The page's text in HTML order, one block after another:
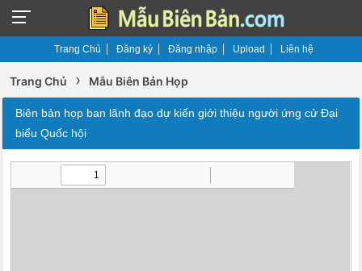
Trang Chủ Đăng ký Đăng nhập Upload Liên hệ
Trang Chủ › Mẫu Biên Bản Họp
Biên bản họp ban lãnh đạo dự kiến giới thiệu người ứng cử Đại
biểu Quốc hội